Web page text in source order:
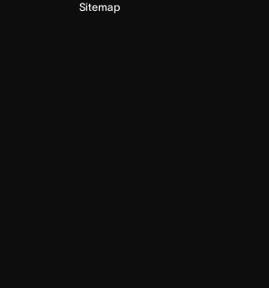
Sitemap